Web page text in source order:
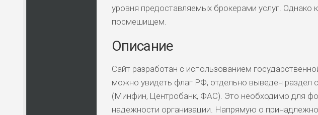
уровня предоставляемых брокерами услуг.
посмешищем.
Описание
Сайт разработан с использованием
можно увидеть флаг РФ, отдельно выведен раздел
(Минфин, Центробанк, ФАС). Это необходимо для
надежности организации. Напрямую о